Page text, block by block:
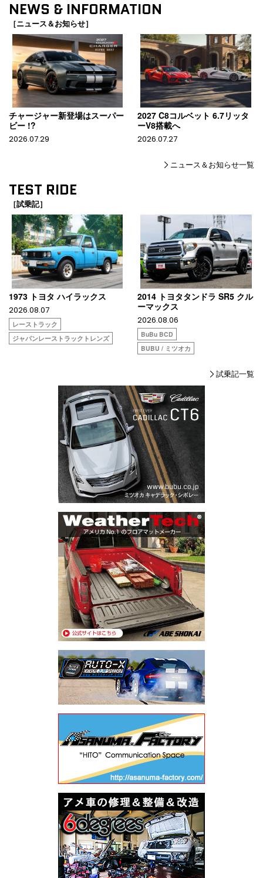
NEWS & INFORMATION
［ニュース＆お知らせ］
チャージャー新登場はスーパー
ビー !?
2026.07.29
2027 C8コルベット 6.7リッタ
ーV8搭載へ
2026.07.27
ニュース＆お知らせ一覧
TEST RIDE
［試乗記］
1973 トヨタ ハイラックス
2026.08.07
レーストラック
ジャパンレーストラックトレンズ
2014 トヨタタンドラ SR5 クル
ーマックス
2026.08.06
BuBu BCD
BUBU / ミツオカ
試乗記一覧